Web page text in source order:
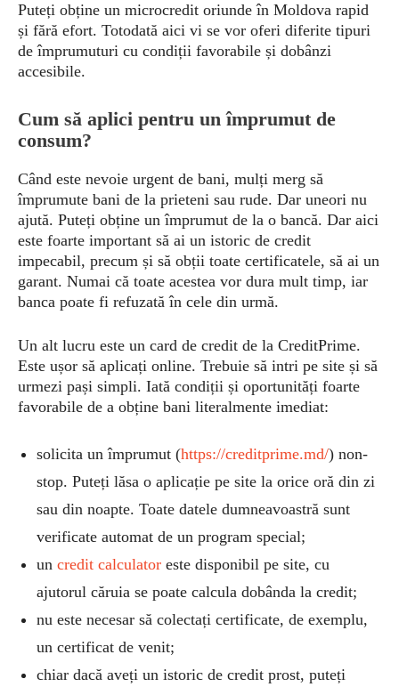
Puteți obține un microcredit oriunde în Moldova rapid
și fără efort. Totodată aici vi se vor oferi diferite tipuri
de împrumuturi cu condiții favorabile și dobânzi
accesibile.
Cum să aplici pentru un împrumut de
consum?
Când este nevoie urgent de bani, mulți merg să
împrumute bani de la prieteni sau rude. Dar uneori nu
ajută. Puteți obține un împrumut de la o bancă. Dar aici
este foarte important să ai un istoric de credit
impecabil, precum și să obții toate certificatele, să ai un
garant. Numai că toate acestea vor dura mult timp, iar
banca poate fi refuzată în cele din urmă.
Un alt lucru este un card de credit de la CreditPrime.
Este ușor să aplicați online. Trebuie să intri pe site și să
urmezi pași simpli. Iată condiții și oportunități foarte
favorabile de a obține bani literalmente imediat:
solicita un împrumut (https://creditprime.md/) non-
stop. Puteți lăsa o aplicație pe site la orice oră din zi
sau din noapte. Toate datele dumneavoastră sunt
verificate automat de un program special;
un credit calculator este disponibil pe site, cu
ajutorul căruia se poate calcula dobânda la credit;
nu este necesar să colectați certificate, de exemplu,
un certificat de venit;
chiar dacă aveți un istoric de credit prost, puteți